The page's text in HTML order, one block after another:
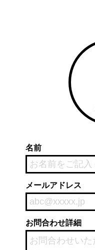
名前
メールアドレス
お問合わせ詳細